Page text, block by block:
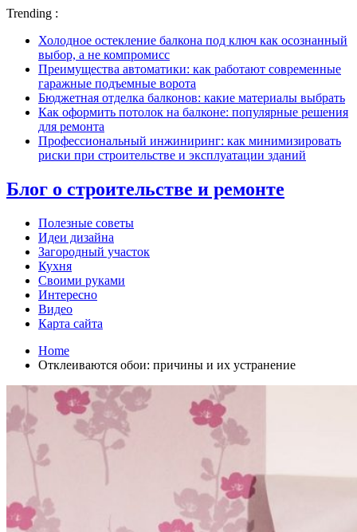
Trending :
Холодное остекление балкона под ключ как осознанный
выбор, а не компромисс
Преимущества автоматики: как работают современные
гаражные подъемные ворота
Бюджетная отделка балконов: какие материалы выбрать
Как оформить потолок на балконе: популярные решения
для ремонта
Профессиональный инжиниринг: как минимизировать
риски при строительстве и эксплуатации зданий
Блог о строительстве и ремонте
Полезные советы
Идеи дизайна
Загородный участок
Кухня
Своими руками
Интересно
Видео
Карта сайта
Home
Отклеиваются обои: причины и их устранение